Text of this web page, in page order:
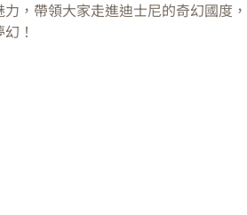
，帶領大家走進迪士尼的奇幻國度，
！